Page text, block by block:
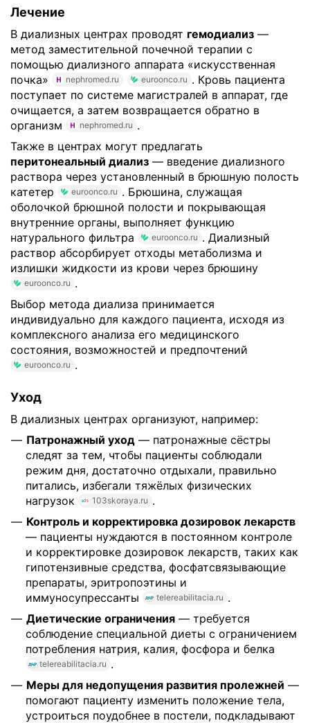
Лечение
В диализных центрах проводят гемодиализ —
метод заместительной почечной терапии с
помощью диализного аппарата «искусственная
почка»
nephromed.ru euroonco.ru . Кровь пациента
поступает по системе магистралей в аппарат, где
очищается, а затем возвращается обратно в
организм
nephromed.ru .
Также в центрах могут предлагать
перитонеальный диализ — введение диализного
раствора через установленный в брюшную полость
катетер
euroonco.ru . Брюшина, служащая
оболочкой брюшной полости и покрывающая
внутренние органы, выполняет функцию
натурального фильтра
euroonco.ru . Диализный
раствор абсорбирует отходы метаболизма и
излишки жидкости из крови через брюшину
euroonco.ru .
Выбор метода диализа принимается
индивидуально для каждого пациента, исходя из
комплексного анализа его медицинского
состояния, возможностей и предпочтений
euroonco.ru .
Уход
В диализных центрах организуют, например:
Патронажный уход — патронажные сёстры
следят за тем, чтобы пациенты соблюдали
режим дня, достаточно отдыхали, правильно
питались, избегали тяжёлых физических
нагрузок
103skoraya.ru .
Контроль и корректировка дозировок лекарств
— пациенты нуждаются в постоянном контроле
и корректировке дозировок лекарств, таких как
гипотензивные средства, фосфатсвязывающие
препараты, эритропоэтины и
иммуносупрессанты
telereabilitacia.ru .
Диетические ограничения — требуется
соблюдение специальной диеты с ограничением
потребления натрия, калия, фосфора и белка
telereabilitacia.ru .
Меры для недопущения развития пролежней —
помогают пациенту изменить положение тела,
устроиться поудобнее в постели, подкладывают